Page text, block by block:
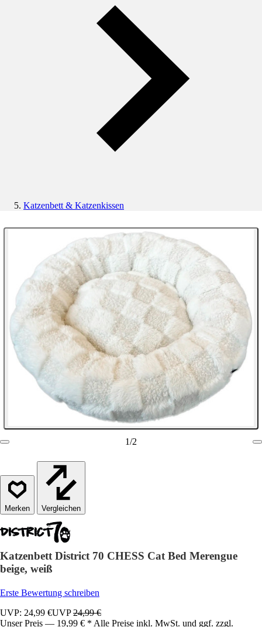
Katzenbett & Katzenkissen
1/2
Vergleichen
Katzenbett District 70 CHESS Cat Bed Merengue
beige, weiß
Erste Bewertung schreiben
UVP: 24,99 €UVP24,99 €
Unser Preis — 19,99 € * Alle Preise inkl. MwSt. und ggf. zzgl.